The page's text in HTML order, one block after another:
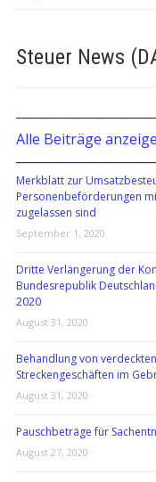
Steuer News
Alle Beiträge
Merkblatt zur
Personenbeförderungen
zugelassen sind
September 1, 2020
Dritte Verlängerung der
Bundesrepublik
2020
August 31, 2020
Behandlung von
Streckengeschäften im
August 31, 2020
Pauschbeträge für
August 27, 2020